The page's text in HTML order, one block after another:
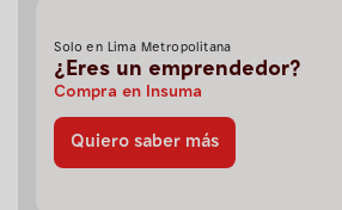
Solo en Lima Metropolitana
¿Eres un emprendedor?
Compra en Insuma
Quiero saber más